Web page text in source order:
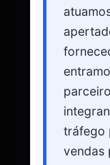
tráfego
vendas